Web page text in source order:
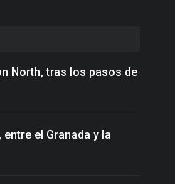
North, tras los pasos de
entre el Granada y la